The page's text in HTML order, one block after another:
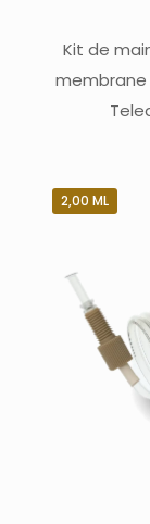
Kit de
membrane
2,00 ML